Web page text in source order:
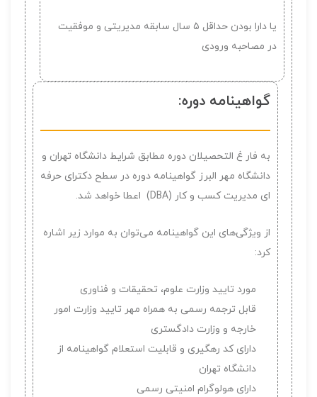
یا دارا بودن حداقل ۵ سال سابقه مدیریتی و موفقیت
در مصاحبه ورودی
گواهینامه دوره:
به فار غ التحصيلان دوره مطابق شرايط دانشگاه تهران و
دانشگاه مهر البرز گواهینامه دوره در سطح دکترای حرفه
ای مدیریت کسب و کار (DBA) اعطا خواهد شد.
از ویژگی‌های این گواهینامه می‌توان به موارد زیر اشاره
کرد:
مورد تایید وزارت علوم، تحقیقات و فناوری
قابل ترجمه رسمی به همراه مهر تایید وزارت امور
خارجه و وزارت دادگستری
دارای کد رهگیری و قابلیت استعلام گواهینامه از
دانشگاه تهران
دارای هولوگرام امنیتی رسمی